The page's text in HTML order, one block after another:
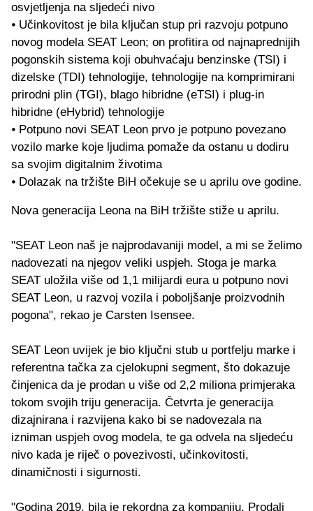
osvjetljenja na sljedeći nivo
⦁ Učinkovitost je bila ključan stup pri razvoju potpuno
novog modela SEAT Leon; on profitira od najnaprednijih
pogonskih sistema koji obuhvaćaju benzinske (TSI) i
dizelske (TDI) tehnologije, tehnologije na komprimirani
prirodni plin (TGI), blago hibridne (eTSI) i plug-in
hibridne (eHybrid) tehnologije
⦁ Potpuno novi SEAT Leon prvo je potpuno povezano
vozilo marke koje ljudima pomaže da ostanu u dodiru
sa svojim digitalnim životima
⦁ Dolazak na tržište BiH očekuje se u aprilu ove godine.
Nova generacija Leona na BiH tržište stiže u aprilu.
"SEAT Leon naš je najprodavaniji model, a mi se želimo
nadovezati na njegov veliki uspjeh. Stoga je marka
SEAT uložila više od 1,1 milijardi eura u potpuno novi
SEAT Leon, u razvoj vozila i poboljšanje proizvodnih
pogona", rekao je Carsten Isensee.
SEAT Leon uvijek je bio ključni stub u portfelju marke i
referentna tačka za cjelokupni segment, što dokazuje
činjenica da je prodan u više od 2,2 miliona primjeraka
tokom svojih triju generacija. Četvrta je generacija
dizajnirana i razvijena kako bi se nadovezala na
izniman uspjeh ovog modela, te ga odvela na sljedeću
nivo kada je riječ o povezivosti, učinkovitosti,
dinamičnosti i sigurnosti.
"Godina 2019. bila je rekordna za kompaniju. Prodali